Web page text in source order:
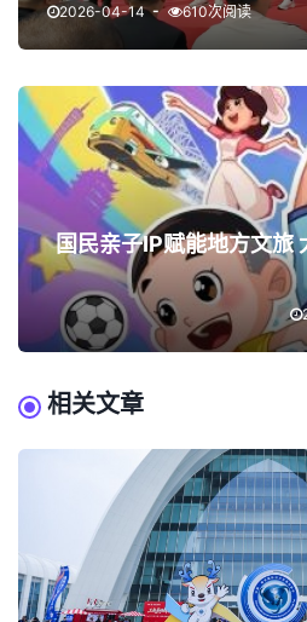
2026-04-14 610次阅读
国民亲子IP赋能地方文旅
相关文章